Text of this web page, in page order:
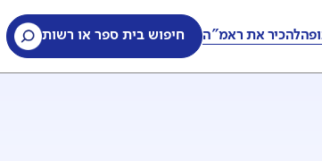
להכיר את ראמ"ה חיפוש בית ספר או רשות